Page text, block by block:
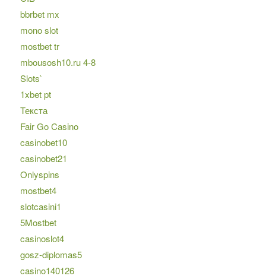
bbrbet mx
mono slot
mostbet tr
mbousosh10.ru 4-8
Slots`
1xbet pt
Текста
Fair Go Casino
casinobet10
casinobet21
Onlyspins
mostbet4
slotcasini1
5Mostbet
casinoslot4
gosz-diplomas5
casino140126